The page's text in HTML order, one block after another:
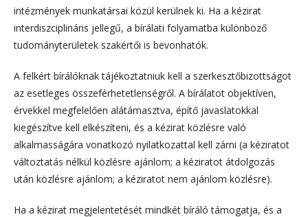
intézmények munkatársai közül kerülnek ki. Ha a kézirat
interdiszciplináris jellegű, a bírálati folyamatba különböző
tudományterületek szakértői is bevonhatók.
A felkért bírálóknak tájékoztatniuk kell a szerkesztőbizottságot
az esetleges összeférhetetlenségről. A bírálatot objektíven,
érvekkel megfelelően alátámasztva, építő javaslatokkal
kiegészítve kell elkészíteni, és a kézirat közlésre való
alkalmasságára vonatkozó nyilatkozattal kell zárni (a kéziratot
változtatás nélkül közlésre ajánlom; a kéziratot átdolgozás
után közlésre ajánlom; a kéziratot nem ajánlom közlésre).
Ha a kézirat megjelentetését mindkét bíráló támogatja, és a